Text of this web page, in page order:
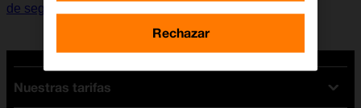
de seguridad de la memoria en iCloud
Nuestras tarifas
Rechazar